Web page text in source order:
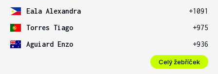
Eala Alexandra
+1091
Torres Tiago
+975
Aguiard Enzo
+936
Celý žebříček